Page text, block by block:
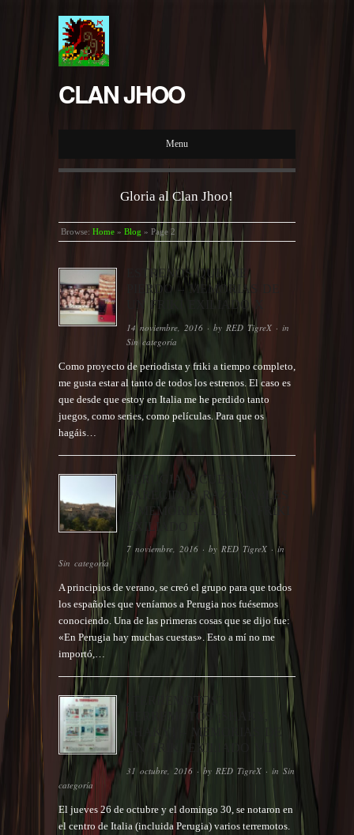
CLAN JHOO
Menu
Gloria al Clan Jhoo!
Browse: Home » Blog » Page 2
ESTRENOS QUE ME
PIERDO – MEMORIAS DE
UN FRIKI EXILIADO X
14 noviembre, 2016 · byRED TigreX · in
Sin categoría
Como proyecto de periodista y friki a tiempo completo,
me gusta estar al tanto de todos los estrenos. El caso es
que desde que estoy en Italia me he perdido tanto
juegos, como series, como películas. Para que os
hagáis…
PERUGIA Y CUENCA,
PARECIDOS RAZONABLES
– MEMORIAS DE UN FRIKI
EXILIADO IX
7 noviembre, 2016 · byRED TigreX · in
Sin categoría
A principios de verano, se creó el grupo para que todos
los españoles que veníamos a Perugia nos fuésemos
conociendo. Una de las primeras cosas que se dijo fue:
«En Perugia hay muchas cuestas». Esto a mí no me
importó,…
¿TERREMOTOS?
TERREMOTOS ¡SHAKY,
SHAKY! – MEMORIAS DE
UN FRIKI EXILIADO VIII
31 octubre, 2016 · by RED TigreX · inSin
categoría
El jueves 26 de octubre y el domingo 30, se notaron en
el centro de Italia (incluida Perugia) varios terremotos.